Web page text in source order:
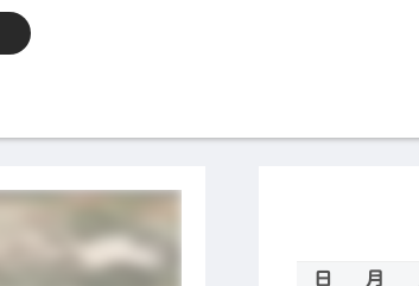
日
月